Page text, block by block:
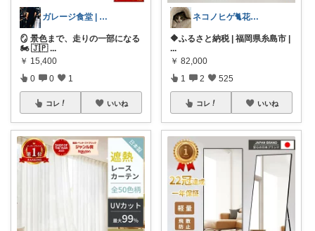
ガレージ食堂 | 開業準備中
🪞 景色まで、走りの一部になる
🏍️ 🇯🇵...
￥ 15,400
0 0 1
コレ いいね
ネコノヒゲ🐈花好きオタクの庭🪴
🔶ふるさと納税 | 福岡県糸島市 |
...
￥ 82,000
1 2 525
コレ いいね